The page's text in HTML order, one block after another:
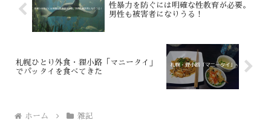
性暴力を防ぐには明確な性教育が必要。
男性も被害者になりうる！
札幌ひとり外食・狸小路「マニータイ」
でパッタイを食べてきた
ホーム 雑記